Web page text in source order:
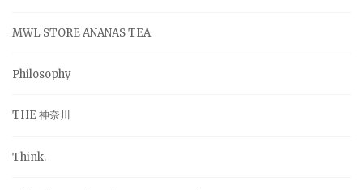
MWL STORE ANANAS TEA
Philosophy
THE 神奈川
Think.